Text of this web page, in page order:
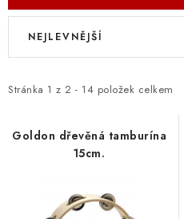
O E-SHOPU
ODSTOUPENÍ OD SMLOUVY
ZÁSADY ZPRACOVÁNÍ
OBCHODNÍ PODMÍNKY
V
i
p
Stránka 1 z 2 - 14 položek celkem
Ř
e
í
NEJLEVNĚJŠÍ
Goldon dřevěná tamburína
15cm.